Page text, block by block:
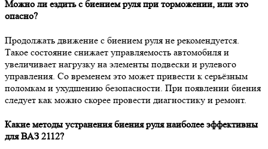
Можно ли ездить с биением руля при торможении, или это
опасно?
Продолжать движение с биением руля не рекомендуется.
Такое состояние снижает управляемость автомобиля и
увеличивает нагрузку на элементы подвески и рулевого
управления. Со временем это может привести к серьёзным
поломкам и ухудшению безопасности. При появлении биения
следует как можно скорее провести диагностику и ремонт.
Какие методы устранения биения руля наиболее эффективны
для ВАЗ 2112?